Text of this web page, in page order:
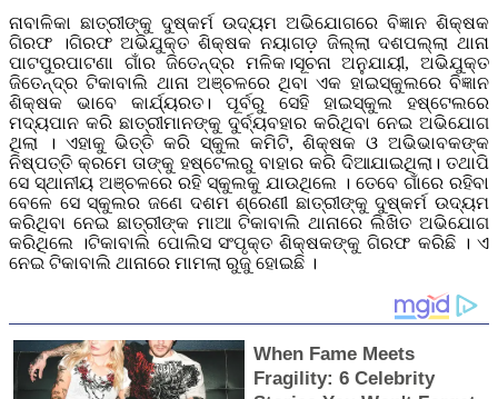
ନାବାଳିକା ଛାତ୍ରୀଙ୍କୁ ଦୁଷ୍କର୍ମ ଉଦ୍ୟମ ଅଭିଯୋଗରେ ବିଜ୍ଞାନ ଶିକ୍ଷକ
ଗିରଫ ।ଗିରଫ ଅଭିଯୁକ୍ତ ଶିକ୍ଷକ ନୟାଗଡ଼ ଜିଲ୍ଲା ଦଶପଲ୍ଲା ଥାନା
ପାଟପୁରପାଟଣା ଗାଁର ଜିତେନ୍ଦ୍ର ମଳିକ।ସୂଚନା ଅନୁଯାୟୀ, ଅଭିଯୁକ୍ତ
ଜିତେନ୍ଦ୍ର ଟିକାବାଲି ଥାନା ଅଞ୍ଚଳରେ ଥିବା ଏକ ହାଇସ୍କୁଲରେ ବିଜ୍ଞାନ
ଶିକ୍ଷକ ଭାବେ କାର୍ଯ୍ୟରତ। ପୂର୍ବରୁ ସେହି ହାଇସ୍କୁଲ ହଷ୍ଟେଲରେ
ମଦ୍ୟପାନ କରି ଛାତ୍ରୀମାନଙ୍କୁ ଦୁର୍ବ୍ୟବହାର କରିଥିବା ନେଇ ଅଭିଯୋଗ
ଥିଲା । ଏହାକୁ ଭିତ୍ତି କରି ସ୍କୁଲ କମିଟି, ଶିକ୍ଷକ ଓ ଅଭିଭାବକଙ୍କ
ନିଷ୍ପତ୍ତି କ୍ରମେ ତାଙ୍କୁ ହଷ୍ଟେଲରୁ ବାହାର କରି ଦିଆଯାଇଥିଲା। ତଥାପି
ସେ ସ୍ଥାନୀୟ ଅଞ୍ଚଳରେ ରହି ସ୍କୁଲକୁ ଯାଉଥିଲେ । ତେବେ ଗାଁରେ ରହିବା
ବେଳେ ସେ ସ୍କୁଲର ଜଣେ ଦଶମ ଶ୍ରେଣୀ ଛାତ୍ରୀଙ୍କୁ ଦୁଷ୍କର୍ମ ଉଦ୍ୟମ
କରିଥିବା ନେଇ ଛାତ୍ରୀଙ୍କ ମାଆ ଟିକାବାଲି ଥାନାରେ ଲିଖିତ ଅଭିଯୋଗ
କରିଥିଲେ ।ଟିକାବାଲି ପୋଲିସ ସଂପୃକ୍ତ ଶିକ୍ଷକଙ୍କୁ ଗିରଫ କରିଛି । ଏ
ନେଇ ଟିକାବାଲି ଥାନାରେ ମାମଲା ରୁଜୁ ହୋଇଛି ।